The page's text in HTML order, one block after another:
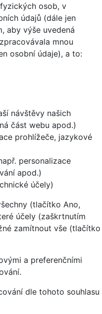
osob, v
údajů (dále jen
aby výše uvedená
mnou
osobní údaje), a to:
návštěvy našich
část webu apod.)
prohlížeče, jazykové
personalizace
apod.)
účely)
(tlačítko Ano,
účely (zaškrtnutím
zamítnout vše (tlačítko
a preferenčními
dle tohoto souhlasu